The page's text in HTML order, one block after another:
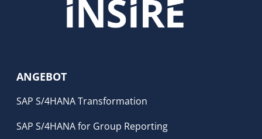
ANGEBOT
SAP S/4HANA Transformation
SAP S/4HANA for Group Reporting